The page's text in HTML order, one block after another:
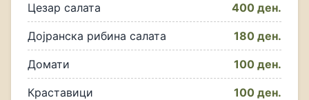
Цезар салата 400 ден.
Дојранска рибина салата 180 ден.
Домати 100 ден.
Краставици 100 ден.